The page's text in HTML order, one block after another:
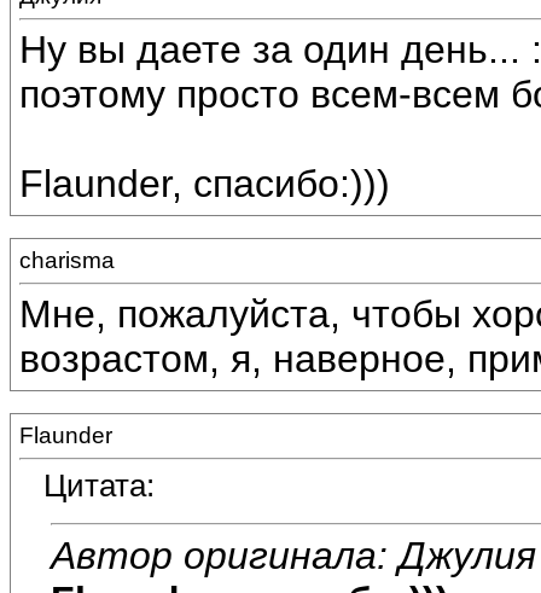
Ну вы даете за один день...
поэтому просто всем-всем
Flaunder, спасибо:)))
charisma
Мне, пожалуйста, чтобы
возрастом, я, наверное,
Flaunder
Цитата:
Автор оригинала: Джулия